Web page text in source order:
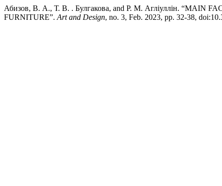
Абизов, В. А., Т. В. . Булгакова, and Р. М. Агліуллін. “MAIN
FURNITURE”. Art and Design, no. 3, Feb. 2023, pp. 32-38,